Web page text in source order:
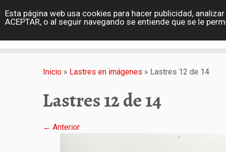
diarioviajero.es Portada
Inicio » Lastres en imágenes » Lastres 12 de 14
Lastres 12 de 14
← Anterior
Esta página web usa cookies para hacer publicidad,
ACEPTAR, o al seguir navegando se entiende que se le